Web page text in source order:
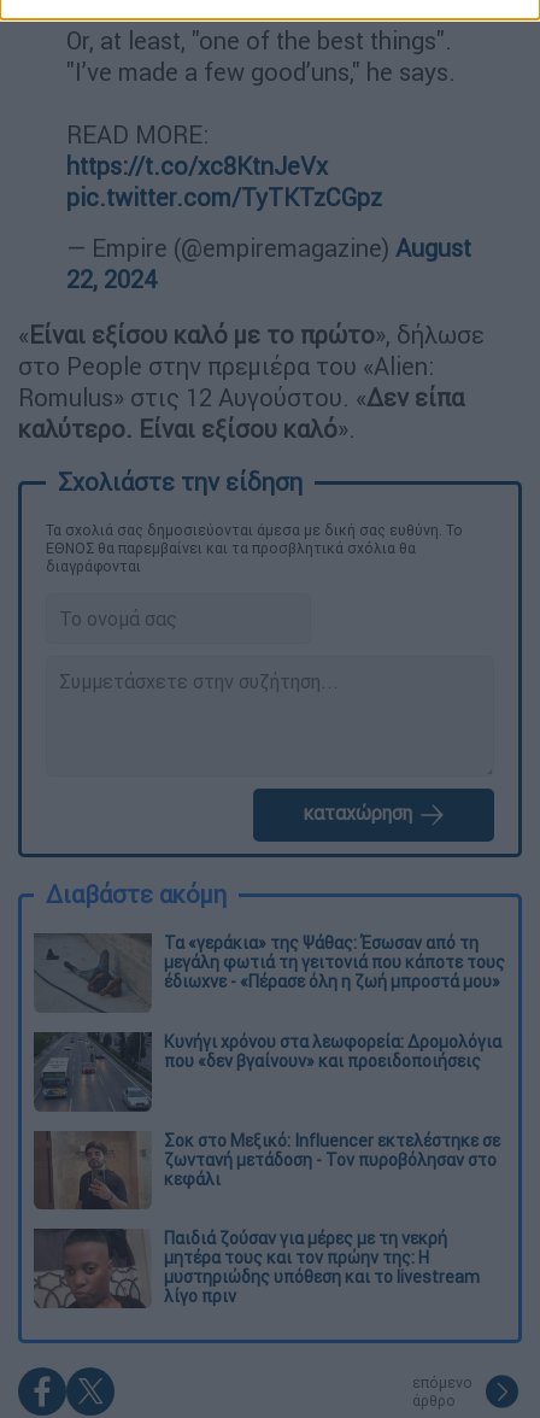
Or, at least, "one of the best things".
"I’ve made a few good’uns," he says.
READ MORE:
https://t.co/xc8KtnJeVx
pic.twitter.com/TyTKTzCGpz
— Empire (@empiremagazine) August
22, 2024
«Είναι εξίσου καλό με το πρώτο», δήλωσε
στο People στην πρεμιέρα του «Alien:
Romulus» στις 12 Αυγούστου. «Δεν είπα
καλύτερο. Είναι εξίσου καλό».
Τα σχολιά σας δημοσιεύονται άμεσα με δική σας ευθύνη. Το
ΕΘΝΟΣ θα παρεμβαίνει και τα προσβλητικά σχόλια θα
διαγράφονται
καταχώρηση
Διαβάστε ακόμη
Τα «γεράκια» της Ψάθας: Έσωσαν από τη
μεγάλη φωτιά τη γειτονιά που κάποτε τους
έδιωχνε - «Πέρασε όλη η ζωή μπροστά μου»
Κυνήγι χρόνου στα λεωφορεία: Δρομολόγια
που «δεν βγαίνουν» και προειδοποιήσεις
Σοκ στο Μεξικό: Influencer εκτελέστηκε σε
ζωντανή μετάδοση - Τον πυροβόλησαν στο
κεφάλι
Παιδιά ζούσαν για μέρες με τη νεκρή
μητέρα τους και τον πρώην της: Η
μυστηριώδης υπόθεση και το livestream
λίγο πριν
επόμενο
άρθρο